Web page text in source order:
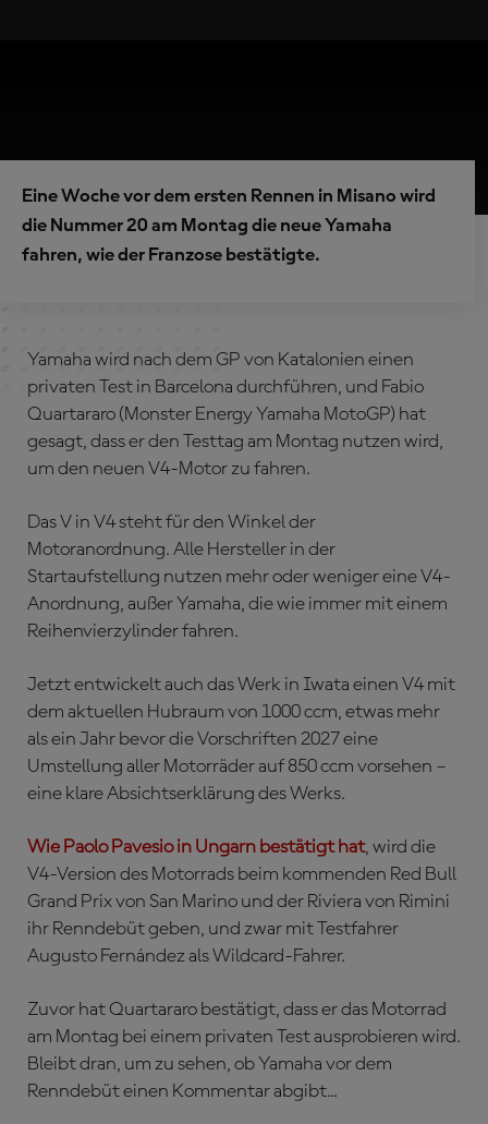
Eine Woche vor dem ersten Rennen in Misano wird
die Nummer 20 am Montag die neue Yamaha
fahren, wie der Franzose bestätigte.
Yamaha wird nach dem GP von Katalonien einen
privaten Test in Barcelona durchführen, und Fabio
Quartararo (Monster Energy Yamaha MotoGP) hat
gesagt, dass er den Testtag am Montag nutzen wird,
um den neuen V4-Motor zu fahren.
Das V in V4 steht für den Winkel der
Motoranordnung. Alle Hersteller in der
Startaufstellung nutzen mehr oder weniger eine V4-
Anordnung, außer Yamaha, die wie immer mit einem
Reihenvierzylinder fahren.
Jetzt entwickelt auch das Werk in Iwata einen V4 mit
dem aktuellen Hubraum von 1000 ccm, etwas mehr
als ein Jahr bevor die Vorschriften 2027 eine
Umstellung aller Motorräder auf 850 ccm vorsehen –
eine klare Absichtserklärung des Werks.
Wie Paolo Pavesio in Ungarn bestätigt hat, wird die
V4-Version des Motorrads beim kommenden Red Bull
Grand Prix von San Marino und der Riviera von Rimini
ihr Renndebüt geben, und zwar mit Testfahrer
Augusto Fernández als Wildcard-Fahrer.
Zuvor hat Quartararo bestätigt, dass er das Motorrad
am Montag bei einem privaten Test ausprobieren wird.
Bleibt dran, um zu sehen, ob Yamaha vor dem
Renndebüt einen Kommentar abgibt...